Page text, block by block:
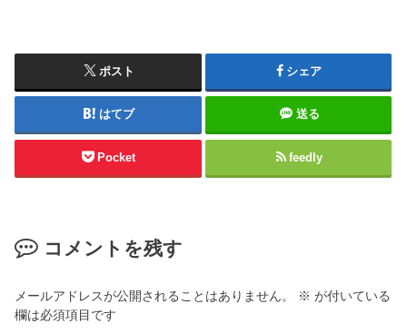
ポスト シェア
はてブ 送る
Pocket feedly
コメントを残す
メールアドレスが公開されることはありません。 ※ が付いている
欄は必須項目です